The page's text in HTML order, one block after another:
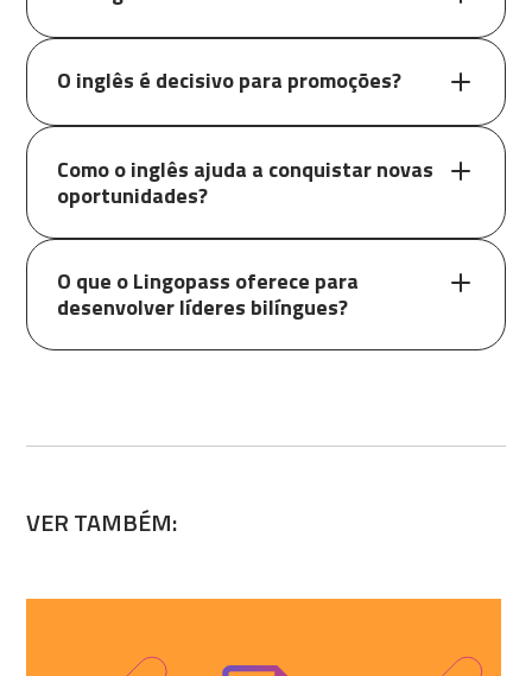
O inglês é decisivo para promoções?
Como o inglês ajuda a conquistar novas
oportunidades?
O que o Lingopass oferece para
desenvolver líderes bilíngues?
VER TAMBÉM: